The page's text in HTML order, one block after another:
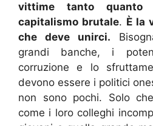
vittime tanto quanto
capitalismo brutale. È la
che deve unirci.
grandi banche, i
corruzione e lo
devono essere i politici
non sono pochi. Solo
come i loro colleghi